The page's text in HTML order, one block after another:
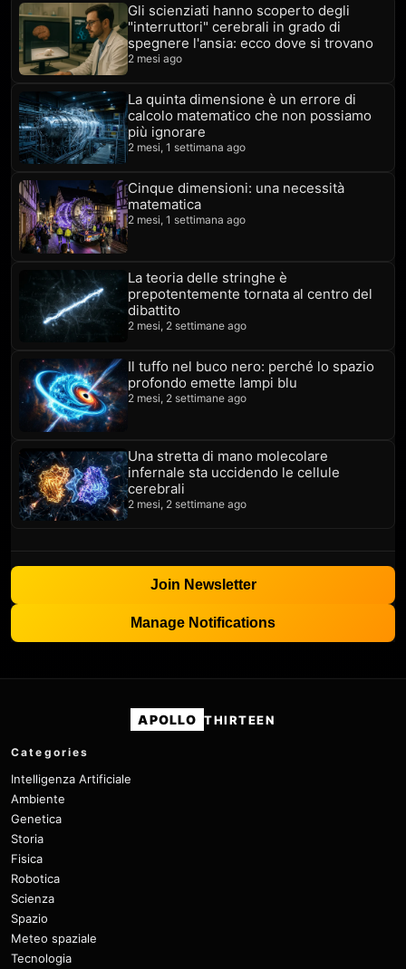
Gli scienziati hanno scoperto degli
"interruttori" cerebrali in grado di
spegnere l'ansia: ecco dove si trovano
2 mesi ago
La quinta dimensione è un errore di
calcolo matematico che non possiamo
più ignorare
2 mesi, 1 settimana ago
Cinque dimensioni: una necessità
matematica
2 mesi, 1 settimana ago
La teoria delle stringhe è
prepotentemente tornata al centro del
dibattito
2 mesi, 2 settimane ago
Il tuffo nel buco nero: perché lo spazio
profondo emette lampi blu
2 mesi, 2 settimane ago
Una stretta di mano molecolare
infernale sta uccidendo le cellule
cerebrali
2 mesi, 2 settimane ago
Join Newsletter
Manage Notifications
APOLLO THIRTEEN
Categories
Intelligenza Artificiale
Ambiente
Genetica
Storia
Fisica
Robotica
Scienza
Spazio
Meteo spaziale
Tecnologia